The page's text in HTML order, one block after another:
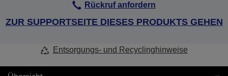
Rückruf anfordern
ZUR SUPPORTSEITE DIESES PRODUKTS GEHEN
Entsorgungs- und Recyclinghinweise